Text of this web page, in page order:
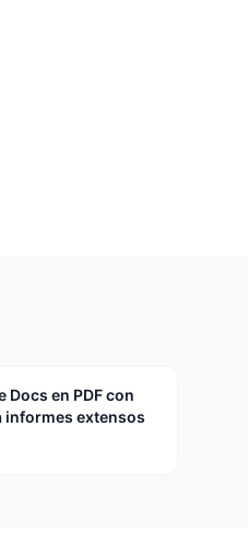
Docs en PDF con
informes extensos